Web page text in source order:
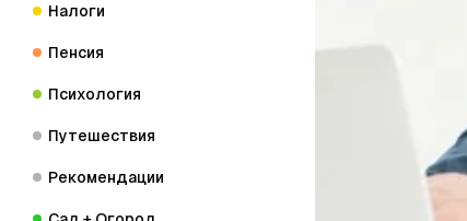
Налоги
Пенсия
Психология
Путешествия
Рекомендации